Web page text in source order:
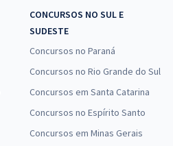
CONCURSOS NO SUL E
SUDESTE
Concursos no Paraná
Concursos no Rio Grande do Sul
Concursos em Santa Catarina
Concursos no Espírito Santo
Concursos em Minas Gerais